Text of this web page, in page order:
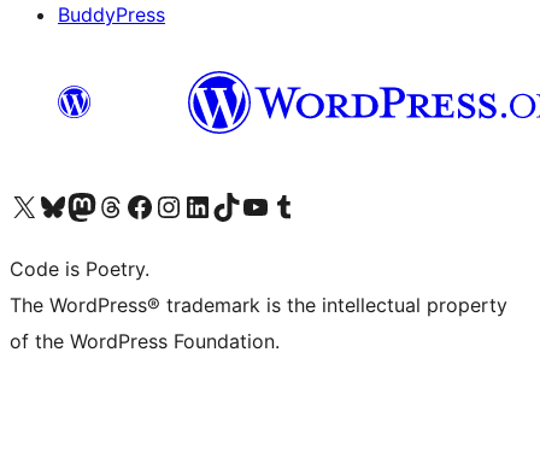
BuddyPress
Navštivte náš účet na X (dříve Twitter)
Navštivte náš Bluesky účetNavštivte náš účet Mastodon
Navštivte náš Threads účetNavštivte naši stránku na Facebooku
Navštivte náš Instagram účetNavštivte náš LinkedIn účetNavštivte náš TikTok účetNavštivte náš YouTube kanálNavštivte náš Tumblr účet
Code is Poetry.
The WordPress® trademark is the intellectual property
of the WordPress Foundation.